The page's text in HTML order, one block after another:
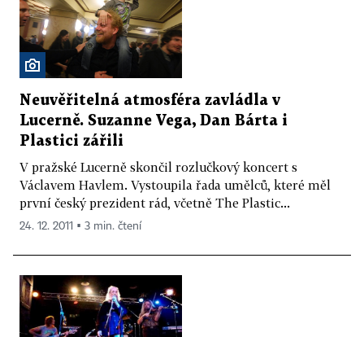
Neuvěřitelná atmosféra zavládla v
Lucerně. Suzanne Vega, Dan Bárta i
Plastici zářili
V pražské Lucerně skončil rozlučkový koncert s
Václavem Havlem. Vystoupila řada umělců, které měl
první český prezident rád, včetně The Plastic...
24. 12. 2011 ▪ 3 min. čtení